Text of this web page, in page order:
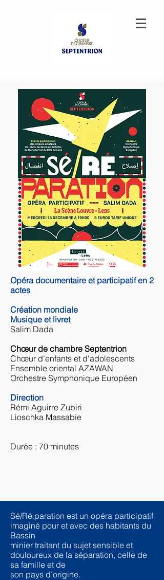
Opéra documentaire et participatif en 2
actes
Création mondiale
Musique et livret
Salim Dada​
Chœur de chambre Septentrion
Chœur d'enfants et d'adolescents
Ensemble oriental AZAWAN
Orchestre Symphonique Européen
Direction
Rémi Aguirre Zubiri
Lioschka Massabie
Durée : 70 minutes
Sé/Ré.paration est un opéra participatif
imaginé pour et avec des habitants du
Bassin
minier traitant du sujet sensible et
douloureux de la séparation, celle de
sa famille et de
son pays d’origine.